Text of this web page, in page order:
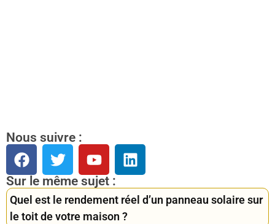
Nous suivre :
Sur le même sujet :
Quel est le rendement réel d’un panneau solaire sur
le toit de votre maison ?